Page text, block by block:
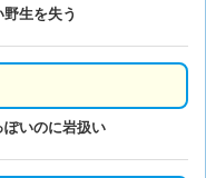
生を失う
ぽいのに岩扱い